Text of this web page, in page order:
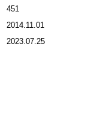
451
2014.11.01
2023.07.25